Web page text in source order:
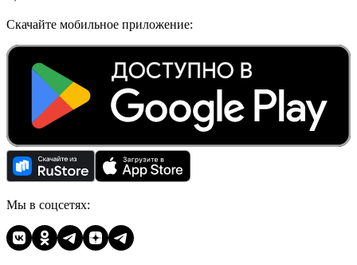
Скачайте мобильное приложение:
Мы в соцсетях: